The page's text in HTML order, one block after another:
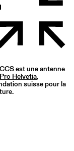
est une antenne
Pro Helvetia,
suisse pour la